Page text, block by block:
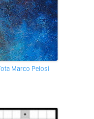
Vota Marco Pelosi